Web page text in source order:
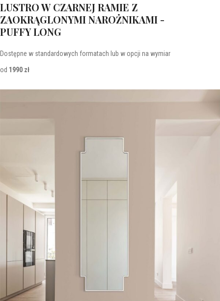
LUSTRO W CZARNEJ RAMIE Z
ZAOKRĄGLONYMI NAROŻNIKAMI -
PUFFY LONG
Dostępne w standardowych formatach lub w opcji na wymiar
od 1990 zł